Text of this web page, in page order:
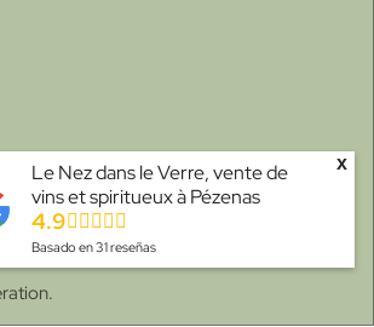
Le Nez dans le Verre, vente de
vins et spiritueux à Pézenas
4.9
Basado en31reseñas
x